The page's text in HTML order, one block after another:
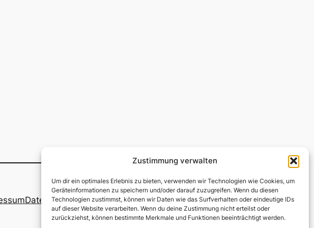
Zustimmung verwalten
Um dir ein optimales Erlebnis zu bieten, verwenden wir Technologien wie Cookies, um
Geräteinformationen zu speichern und/oder darauf zuzugreifen. Wenn du diesen
Technologien zustimmst, können wir Daten wie das Surfverhalten oder eindeutige IDs
auf dieser Website verarbeiten. Wenn du deine Zustimmung nicht erteilst oder
zurückziehst, können bestimmte Merkmale und Funktionen beeinträchtigt werden.
Datenschutz